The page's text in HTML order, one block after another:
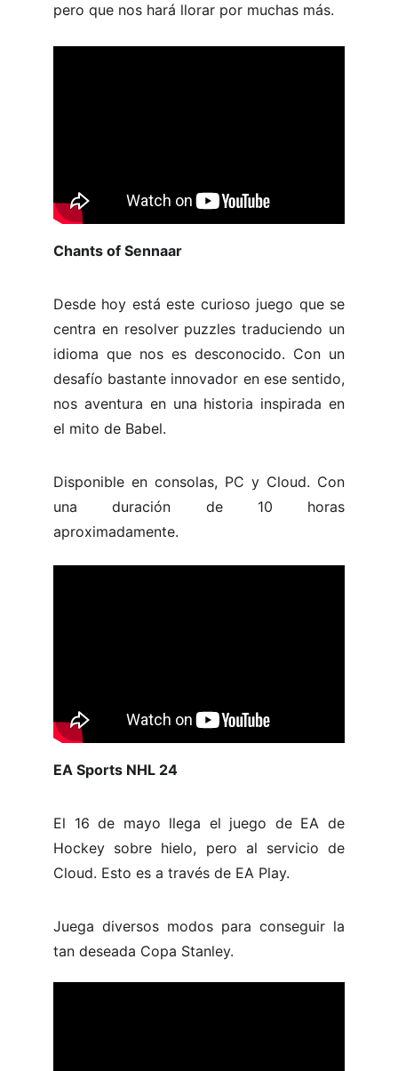
pero que nos hará llorar por muchas más.
Chants of Sennaar
Desde hoy está este curioso juego que se
centra en resolver puzzles traduciendo un
idioma que nos es desconocido. Con un
desafío bastante innovador en ese sentido,
nos aventura en una historia inspirada en
el mito de Babel.
Disponible en consolas, PC y Cloud. Con
una duración de 10 horas
aproximadamente.
EA Sports NHL 24
El 16 de mayo llega el juego de EA de
Hockey sobre hielo, pero al servicio de
Cloud. Esto es a través de EA Play.
Juega diversos modos para conseguir la
tan deseada Copa Stanley.